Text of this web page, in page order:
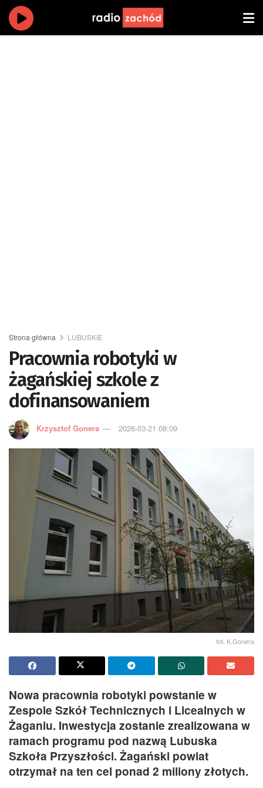
Strona główna LUBUSKIE
Pracownia robotyki w
żagańskiej szkole z
dofinansowaniem
Krzysztof Gonera 2026-03-21 08:09
fot. K.Gonera
Nowa pracownia robotyki powstanie w
Zespole Szkół Technicznych i Licealnych w
Żaganiu. Inwestycja zostanie zrealizowana w
ramach programu pod nazwą Lubuska
Szkoła Przyszłości. Żagański powiat
otrzymał na ten cel ponad 2 miliony złotych.